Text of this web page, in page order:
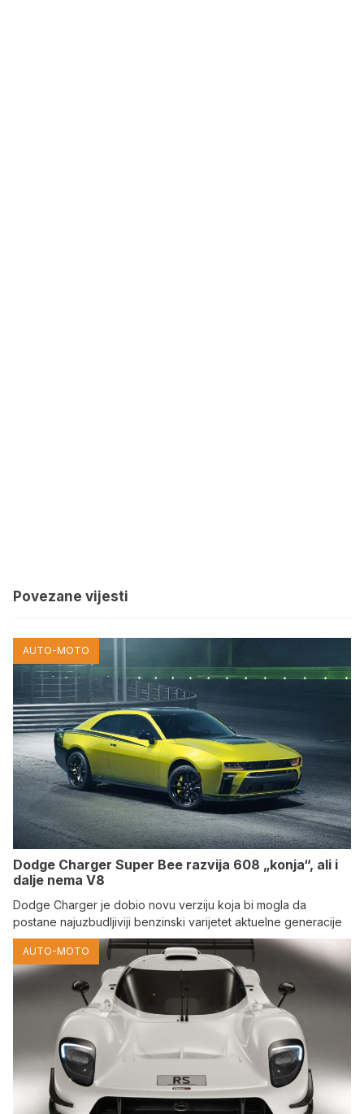
Povezane vijesti
AUTO-MOTO
Dodge Charger Super Bee razvija 608 „konja“, ali i
dalje nema V8
Dodge Charger je dobio novu verziju koja bi mogla da
postane najuzbudljiviji benzinski varijetet aktuelne generacije
AUTO-MOTO